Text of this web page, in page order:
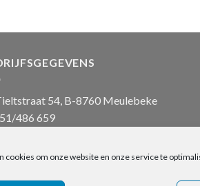
cookies om onze website en onze service te
54, B-8760 Meulebeke
486 659
nr.: BE0860.852.630